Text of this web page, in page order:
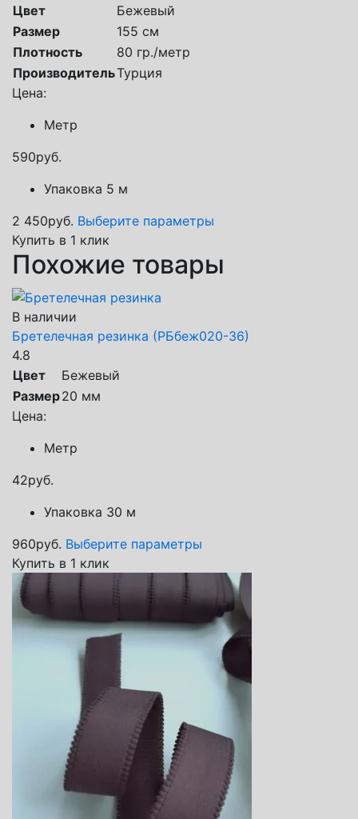
Цвет
Бежевый
Размер
155 см
Плотность
80 гр./метр
ПроизводительТурция
Цена:
Метр
590руб.
Упаковка 5 м
2 450руб. Выберите параметры
Купить в 1 клик
Похожие товары
В наличии
Бретелечная резинка (РБбеж020-36)
4.8
Цвет
Бежевый
Размер20 мм
Цена:
Метр
42руб.
Упаковка 30 м
960руб. Выберите параметры
Купить в 1 клик